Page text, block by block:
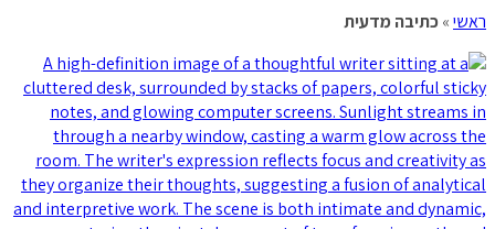
ראשי»כתיבה מדעית